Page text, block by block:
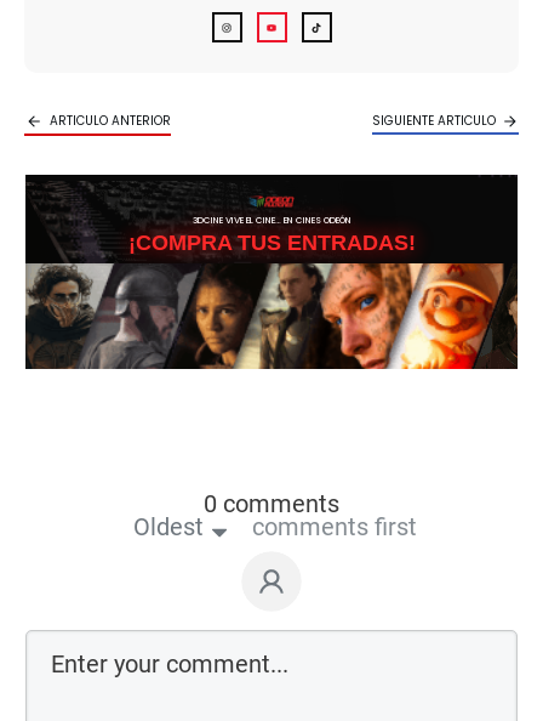
ARTICULO ANTERIOR SIGUIENTE ARTICULO
3DCINE VIVE EL CINE… EN CINES ODEÓN
¡COMPRA TUS ENTRADAS!
0 comments
Oldest comments first